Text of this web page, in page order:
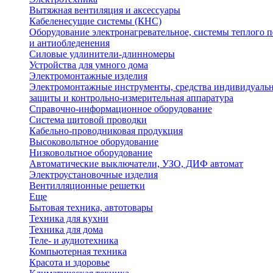
Вытяжная вентиляция и аксессуары
Кабеленесущие системы (КНС)
Оборудование электронагревательное, системы теплого
и антиобледенения
Силовые удлинители-длинномеры
Устройства для умного дома
Электромонтажные изделия
Электромонтажные инструменты, средства
защиты и контрольно-измерительная аппаратура
Справочно-информационное оборудование
Система щитовой проводки
Кабельно-проводниковая продукция
Высоковольтное оборудование
Низковольтное оборудование
Автоматические выключатели, УЗО, ДИФ автомат
Электроустановочные изделия
Вентилляционные решетки
Еще
Бытовая техника, автотовары
Техника для кухни
Техника для дома
Теле- и аудиотехника
Компьютерная техника
Красота и здоровье